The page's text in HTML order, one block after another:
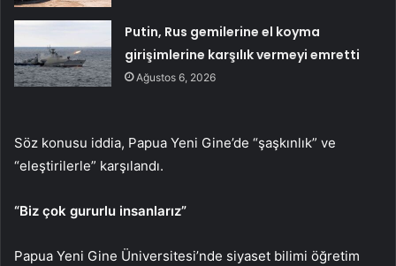
Putin, Rus gemilerine el koyma
girişimlerine karşılık vermeyi emretti
Ağustos 6, 2026
Söz konusu iddia, Papua Yeni Gine’de “şaşkınlık” ve
“eleştirilerle” karşılandı.
“Biz çok gururlu insanlarız”
Papua Yeni Gine Üniversitesi’nde siyaset bilimi öğretim